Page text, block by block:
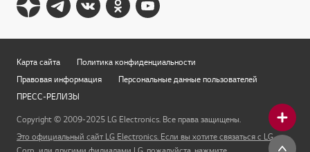
Карта сайта
Политика конфиденциальности
Правовая информация
Персональные данные пользователей
ПРЕСС-РЕЛИЗЫ
Copyright © 2009-2025 LG Electronics. Все права защищены.
Это официальный сайт LG Electronics. Если вы хотите связаться с LG